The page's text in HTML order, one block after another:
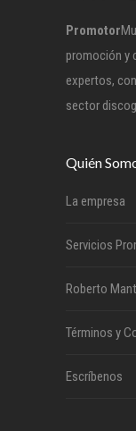
Promotor
promoción y
expertos,
sector
Quién
La empresa
Servicios
Roberto
Términos y
Escríbenos